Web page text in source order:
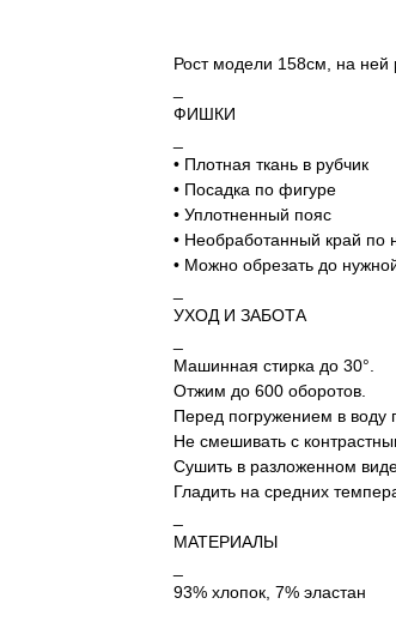
Рост модели 158см, на ней
ФИШКИ
• Плотная ткань в рубчик
• Посадка по фигуре
• Уплотненный пояс
• Необработанный край по
• Можно обрезать до
УХОД И ЗАБОТА
Машинная стирка до 30°.
Отжим до 600 оборотов.
Перед погружением в воду
Не смешивать с
Сушить в разложенном
Гладить на средних
МАТЕРИАЛЫ
93% хлопок, 7% эластан